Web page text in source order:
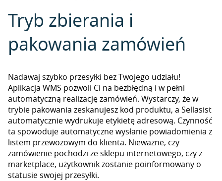
Tryb zbierania i
pakowania zamówień
Nadawaj szybko przesyłki bez Twojego udziału!
Aplikacja WMS pozwoli Ci na bezbłędną i w pełni
automatyczną realizację zamówień. Wystarczy, że w
trybie pakowania zeskanujesz kod produktu, a Sellasist
automatycznie wydrukuje etykietę adresową. Czynność
ta spowoduje automatyczne wysłanie powiadomienia z
listem przewozowym do klienta. Nieważne, czy
zamówienie pochodzi ze sklepu internetowego, czy z
marketplace, użytkownik zostanie poinformowany o
statusie swojej przesyłki.